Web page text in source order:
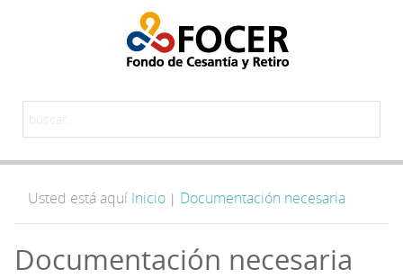
Usted está aquí Inicio | Documentación necesaria
Documentación necesaria